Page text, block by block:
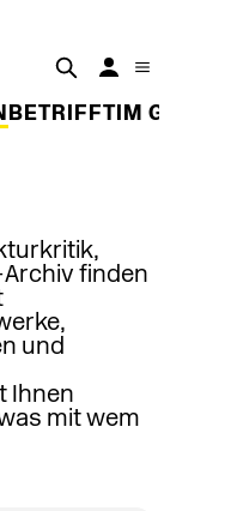
BETRIFFT IM
finden
und
Ihnen
mit wem